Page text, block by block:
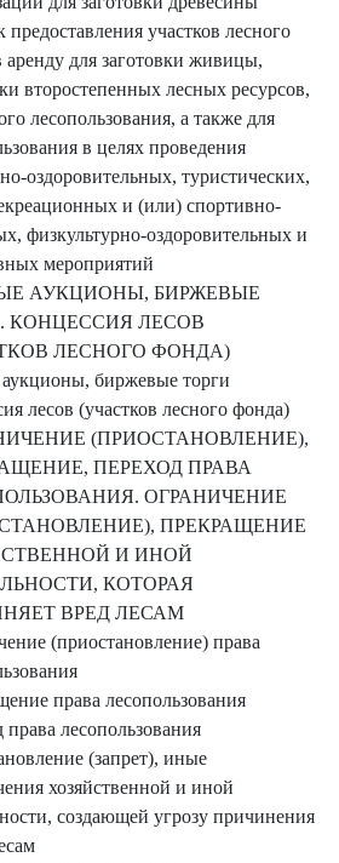
предоставления участков лесного
аренду для заготовки живицы,
второстепенных лесных ресурсов,
лесопользования, а также для
в целях проведения
оздоровительных, туристических,
и (или) спортивно-
физкультурно-оздоровительных и
мероприятий
АУКЦИОНЫ, БИРЖЕВЫЕ
КОНЦЕССИЯ ЛЕСОВ
ЛЕСНОГО ФОНДА)
биржевые торги
лесов (участков лесного фонда)
(ПРИОСТАНОВЛЕНИЕ),
ПЕРЕХОД ПРАВА
ОГРАНИЧЕНИЕ
ПРЕКРАЩЕНИЕ
И ИНОЙ
КОТОРАЯ
ВРЕД ЛЕСАМ
(приостановление) права
права лесопользования
права лесопользования
(запрет), иные
хозяйственной и иной
создающей угрозу причинения